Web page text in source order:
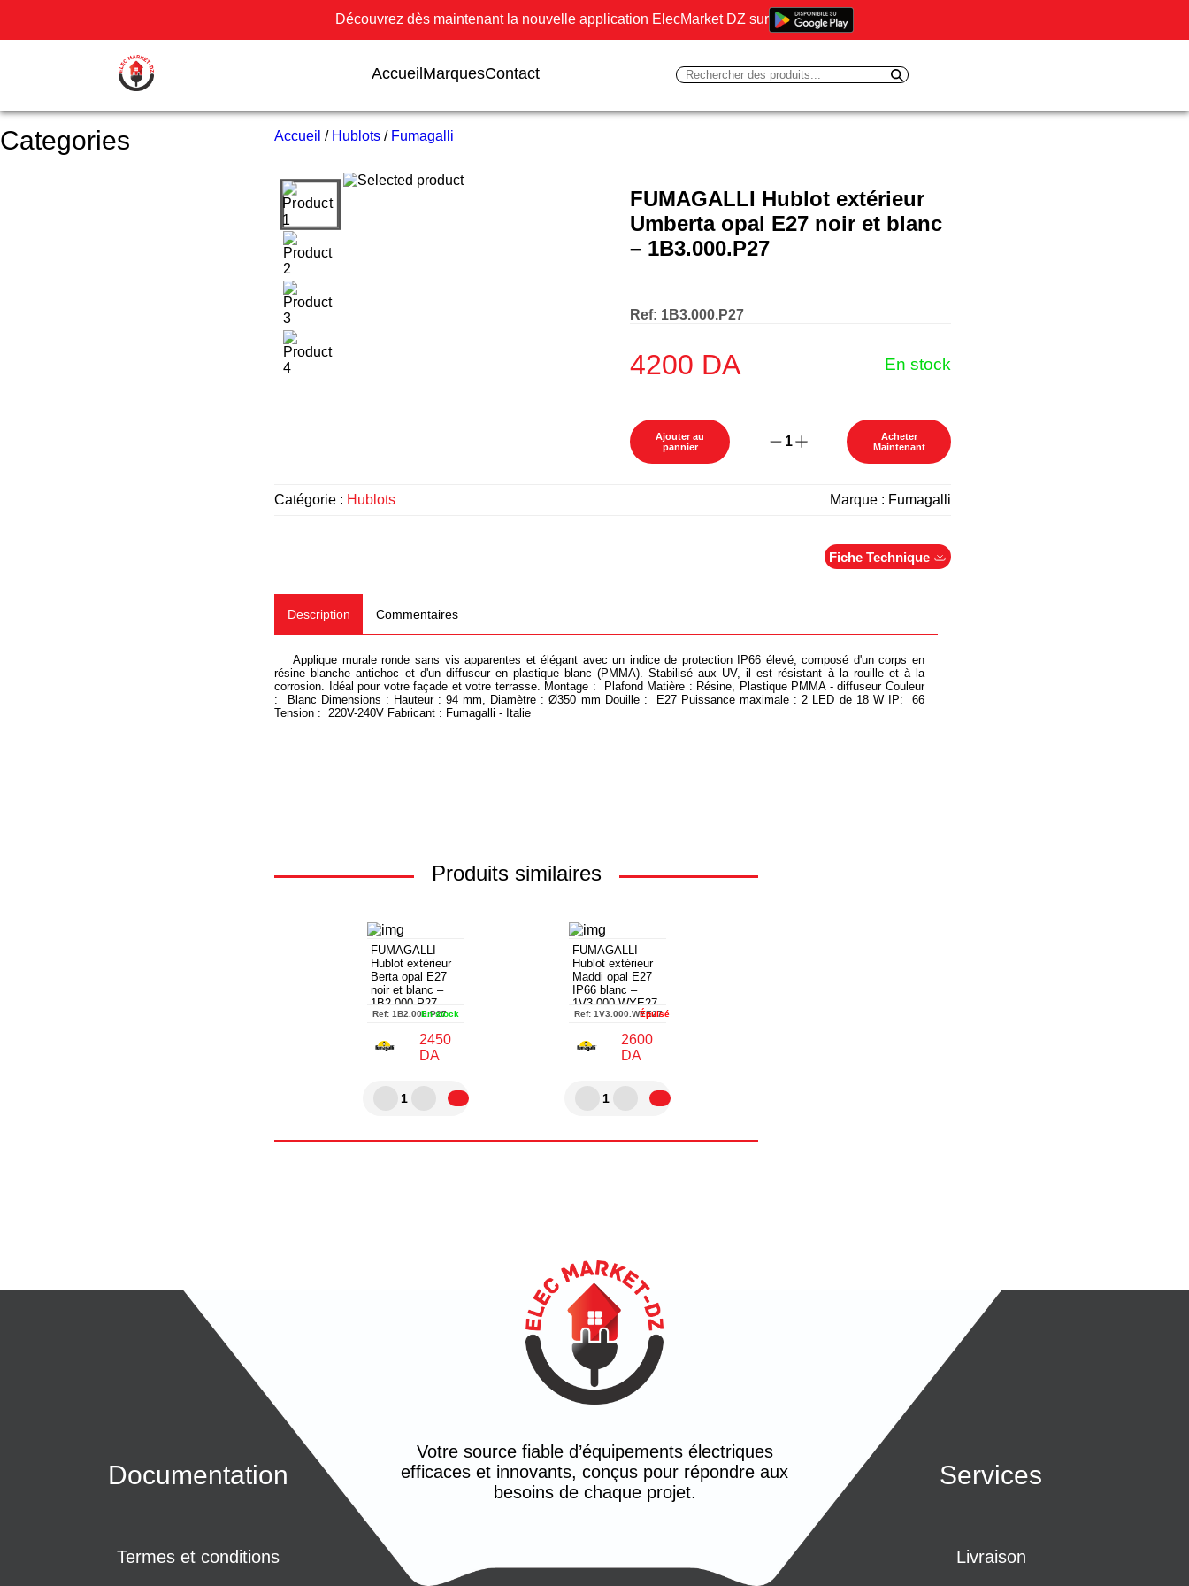
Découvrez dès maintenant la nouvelle application ElecMarket DZ sur
Accueil MarquesContact
Categories Accueil / Hublots / Fumagalli
FUMAGALLI Hublot extérieur
Umberta opal E27 noir et blanc
– 1B3.000.P27
Ref: 1B3.000.P27
4200 DA En stock
Ajouter au
pannier
1
Acheter
Maintenant
Catégorie : Hublots Marque : Fumagalli
Fiche Technique
Description Commentaires
Applique murale ronde sans vis apparentes et élégant avec un indice de protection IP66 élevé, composé d'un corps en
résine blanche antichoc et d'un diffuseur en plastique blanc (PMMA). Stabilisé aux UV, il est résistant à la rouille et à la
corrosion. Idéal pour votre façade et votre terrasse. Montage : Plafond Matière : Résine, Plastique PMMA - diffuseur Couleur
: Blanc Dimensions : Hauteur : 94 mm, Diamètre : Ø350 mm Douille : E27 Puissance maximale : 2 LED de 18 W IP: 66
Tension :
220V-240V Fabricant : Fumagalli - Italie
Produits similaires
FUMAGALLI
Hublot extérieur
Berta opal E27
noir et blanc –
1B2.000.P27
Ref: 1B2.000.P27
En stock
2450
DA
1
FUMAGALLI
Hublot extérieur
Maddi opal E27
IP66 blanc –
1V3.000.WYE27
Ref: 1V3.000.WYE27
Épuisé
2600
DA
1
Votre source fiable d’équipements électriques
efficaces et innovants, conçus pour répondre aux
besoins de chaque projet.
Documentation
Termes et conditions
Services
Livraison